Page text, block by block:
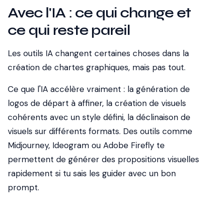
Avec l'IA : ce qui change et
ce qui reste pareil
Les outils IA changent certaines choses dans la
création de chartes graphiques, mais pas tout.
Ce que l'IA accélère vraiment : la génération de
logos de départ à affiner, la création de visuels
cohérents avec un style défini, la déclinaison de
visuels sur différents formats. Des outils comme
Midjourney, Ideogram ou Adobe Firefly te
permettent de générer des propositions visuelles
rapidement si tu sais les guider avec un bon
prompt.